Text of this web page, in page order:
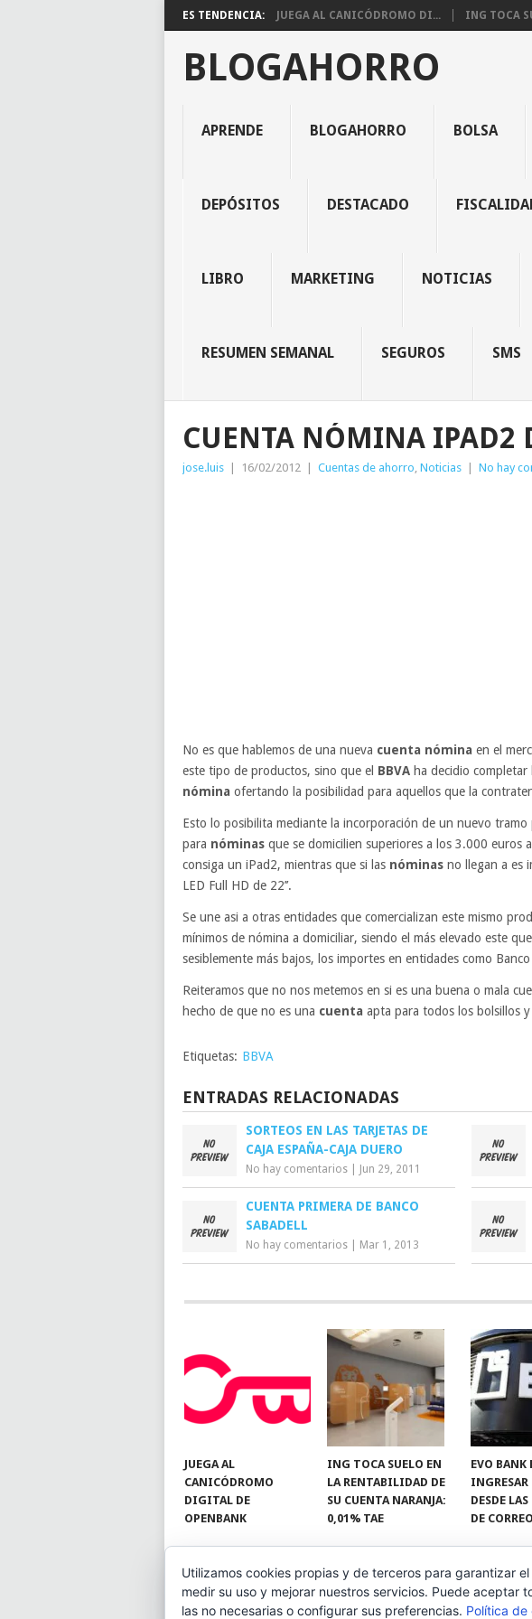
ES TENDENCIA: JUEGA AL CANICÓDROMO DI... ING TOCA
BLOGAHORRO
APRENDE BLOGAHORRO BOLSA
DEPÓSITOS DESTACADO
LIBRO MARKETING NOTICIAS
RESUMEN SEMANAL SEGUROS SMS
CUENTA NÓMINA IPAD2
jose.luis 16/02/2012 Cuentas de ahorro, Noticias No hay
No es que hablemos de una nueva cuenta nómina en el
este tipo de productos, sino que el BBVA ha decidio
nómina ofertando la posibilidad para aquellos que la
Esto lo posibilita mediante la incorporación de un nuevo
para nóminas que se domicilien superiores a los 3.000 euros
consiga un iPad2, mientras que si las nóminas no llegan a es
LED Full HD de 22’’.
Se une asi a otras entidades que comercializan este mismo
mínimos de nómina a domiciliar, siendo el más elevado este
sesiblemente más bajos, los importes en entidades como
Reiteramos que no nos metemos en si es una buena o mala
hecho de que no es una cuenta apta para todos los bolsillos y
Etiquetas: BBVA
ENTRADAS RELACIONADAS
SORTEOS EN LAS TARJETAS DE
CAJA ESPAÑA-CAJA DUERO
No hay comentarios Jun 29, 2011
CUENTA PRIMERA DE BANCO
SABADELL
No hay comentarios Mar 1, 2013
JUEGA AL
CANICÓDROMO
DIGITAL DE
OPENBANK
ING TOCA SUELO EN
LA RENTABILIDAD DE
SU CUENTA NARANJA:
0,01% TAE
EVO
DESDE
DE
© 2026 BLOGAHORRO
Utilizamos cookies propias y de terceros para garantizar
medir su uso y mejorar nuestros servicios. Puede aceptar
las no necesarias o configurar sus preferencias. Política de